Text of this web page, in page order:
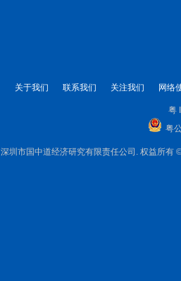
关于我们 联系我们 关注我们 网络
粤
粤
深圳市国中道经济研究有限责任公司. 权益所